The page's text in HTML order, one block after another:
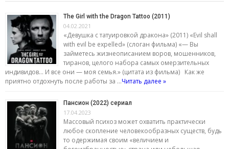
The Girl with the Dragon Tattoo (2011)
04.02.2021
«Девушка с татуировкой дракона» (2011) «Evil shall
with evil be expelled» (слоган фильма) «— Вы
займетесь жизнеописанием воров, мошенников,
тиранов, целого набора самых омерзительных
индивидов… И все они — моя семья.» (цитата из фильма) Как же
приятно отдохнуть после работы за …Читать далее »
Пансион (2022) сериал
17.04.2023
Массовый психоз может охватить практически
любое скопление человекообразных существ, будь
то одержимая своим «величием и